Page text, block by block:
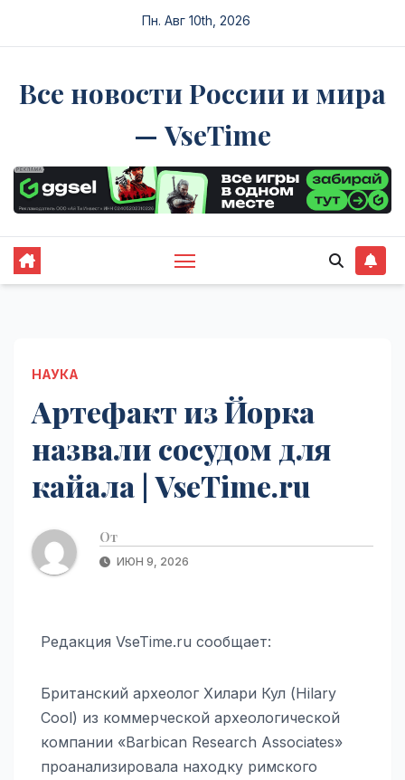
Пн. Авг 10th, 2026
Все новости России и мира
— VseTime
НАУКА
Артефакт из Йорка
назвали сосудом для
кайала | VseTime.ru
От
ИЮН 9, 2026
Редакция VseTime.ru сообщает:
Британский археолог Хилари Кул (Hilary
Cool) из коммерческой археологической
компании «Barbican Research Associates»
проанализировала находку римского